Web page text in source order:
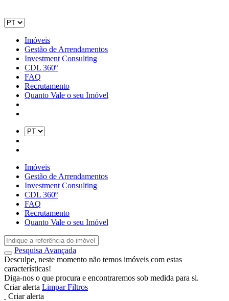
Imóveis
Gestão de Arrendamentos
Investment Consulting
CDL 360º
FAQ
Recrutamento
Quanto Vale o seu Imóvel
Imóveis
Gestão de Arrendamentos
Investment Consulting
CDL 360º
FAQ
Recrutamento
Quanto Vale o seu Imóvel
Pesquisa Avançada
Desculpe, neste momento não temos imóveis com estas
características!
Diga-nos o que procura e encontraremos sob medida para si.
Criar alerta Limpar Filtros
Criar alerta